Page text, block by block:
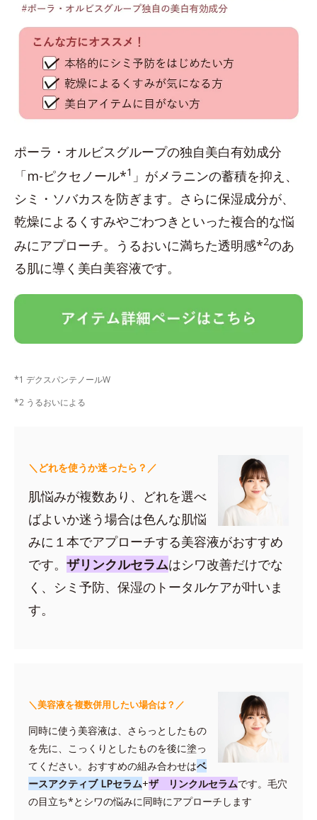
ポーラ・オルビスグループの独自美白有効成分
「m-ピクセノール*1 」がメラニンの蓄積を抑え、
シミ・ソバカスを防ぎます。さらに保湿成分が、
乾燥によるくすみやごわつきといった複合的な悩
みにアプローチ。うるおいに満ちた透明感*2のあ
る肌に導く美白美容液です。
*1 デクスパンテノールW
*2 うるおいによる
＼どれを使うか迷ったら？／
肌悩みが複数あり、どれを選べ
ばよいか迷う場合は色んな肌悩
みに１本でアプローチする美容液がおすすめ
です。 ザリンクルセラムはシワ改善だけでな
く、シミ予防、保湿のトータルケアが叶いま
す。
＼美容液を複数併用したい場合は？／
同時に使う美容液は、さらっとしたもの
を先に、こっくりとしたものを後に塗っ
てください。おすすめの組み合わせはベ
ースアクティブ LPセラム+ザ リンクルセラムです。毛穴
の目立ち*とシワの悩みに同時にアプローチします